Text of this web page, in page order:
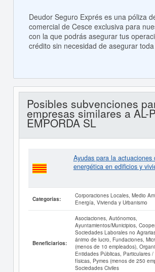
Deudor Seguro Exprés es una póliza
comercial de Cesce exclusiva para
con la que podrás asegurar tus
crédito sin necesidad de asegurar
Posibles subvenciones
empresas similares a AL-
EMPORDA SL
Ayudas para la actuaciones
energética en edificios y
Categorías:
Corporaciones Locales, Medio
Energía, Vivienda y Urbanismo
Beneficiarios:
Asociaciones, Autónomos,
Ayuntamientos/Municipios,
Sociedades Laborales no
ánimo de lucro, Fundaciones,
(menos de 10 empleados),
Entidades Públicas, Particulares
físicas, Pymes (menos de 250
Sociedades Civiles